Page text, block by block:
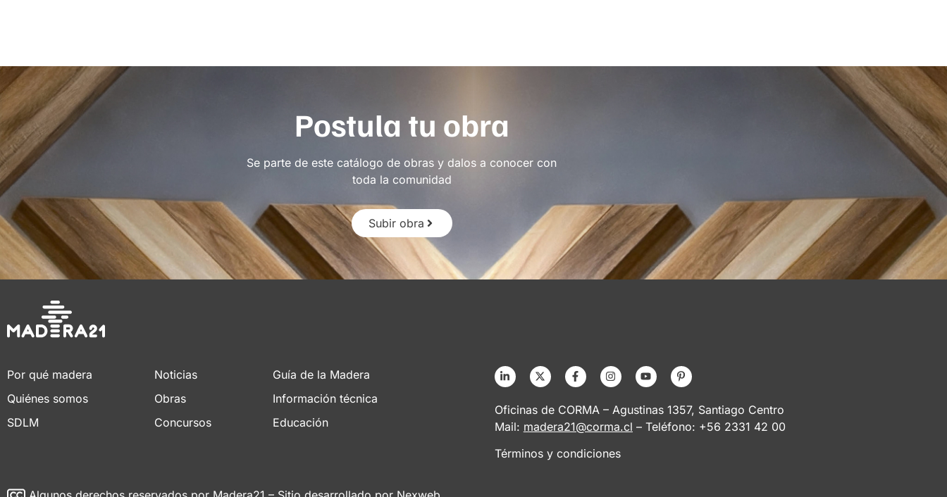
Postula tu obra
Se parte de este catálogo de obras y dalos a conocer con
toda la comunidad
Subir obra
Por qué madera
Quiénes somos
SDLM
Noticias
Obras
Concursos
Guía de la Madera
Información técnica
Educación
Oficinas de CORMA – Agustinas 1357, Santiago Centro
Mail: madera21@corma.cl – Teléfono: +56 2331 42 00
Términos y condiciones